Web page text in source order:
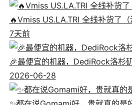
🔥Vmiss US.LA.TRI 全线补货了
7天前
🎉最便宜的机器，DediRock洛杉
2026-06-28